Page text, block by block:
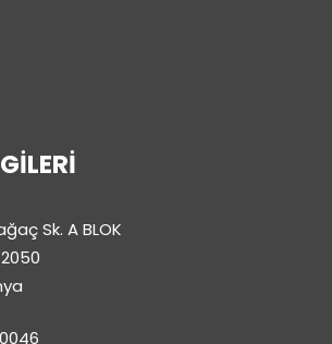
Sk. A BLOK